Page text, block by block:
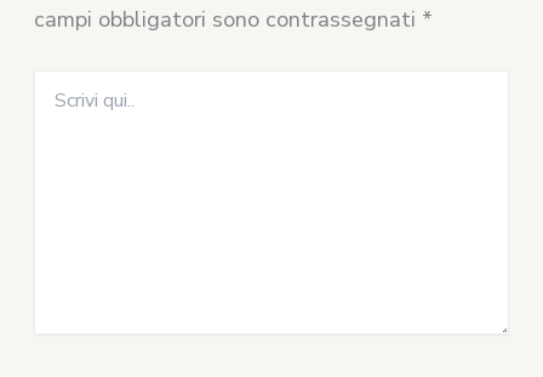
campi obbligatori sono contrassegnati *
qui..